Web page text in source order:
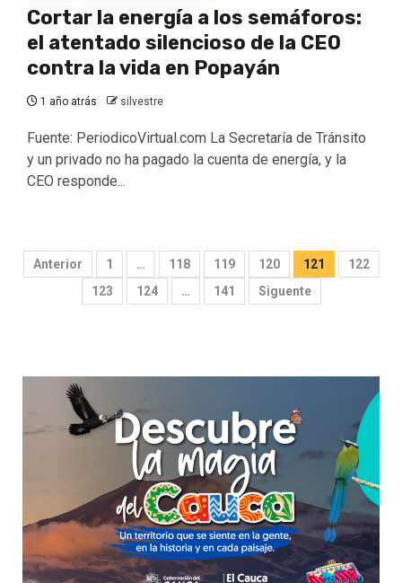
Cortar la energía a los semáforos:
el atentado silencioso de la CEO
contra la vida en Popayán
1 año atrás silvestre
Fuente: PeriodicoVirtual.com La Secretaría de Tránsito
y un privado no ha pagado la cuenta de energía, y la
CEO responde...
Paginación
Anterior 1 … 118 119 120 121
122
123
124 … 141 Siguente